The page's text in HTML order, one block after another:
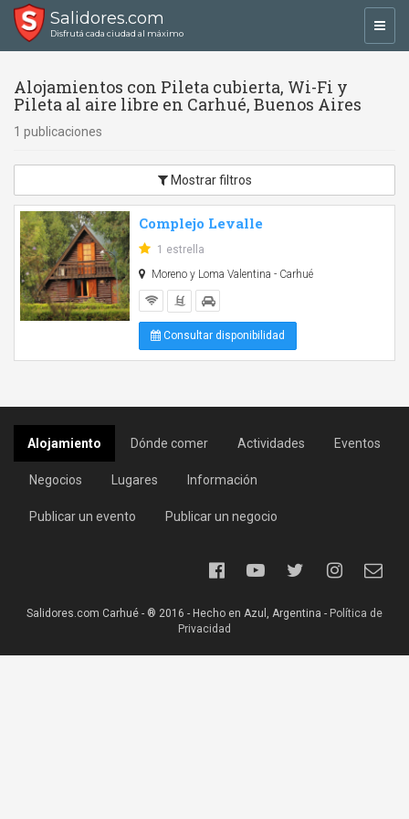
Salidores.com
Disfrutá cada ciudad al máximo
Alojamientos con Pileta cubierta, Wi-Fi y
Pileta al aire libre en Carhué, Buenos Aires
1 publicaciones
Mostrar filtros
Complejo Levalle
1 estrella
Moreno y Loma Valentina - Carhué
Consultar disponibilidad
Alojamiento Dónde comer Actividades Eventos
Negocios Lugares Información
Publicar un evento Publicar un negocio
Salidores.com Carhué - ® 2016 - Hecho en Azul, Argentina - Política de
Privacidad